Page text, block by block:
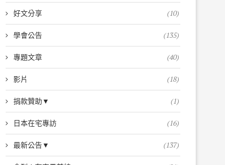
好文分享 (10)
學會公告 (135)
專題文章 (40)
影片 (18)
捐款贊助▼ (1)
日本在宅專訪 (16)
最新公告▼ (137)